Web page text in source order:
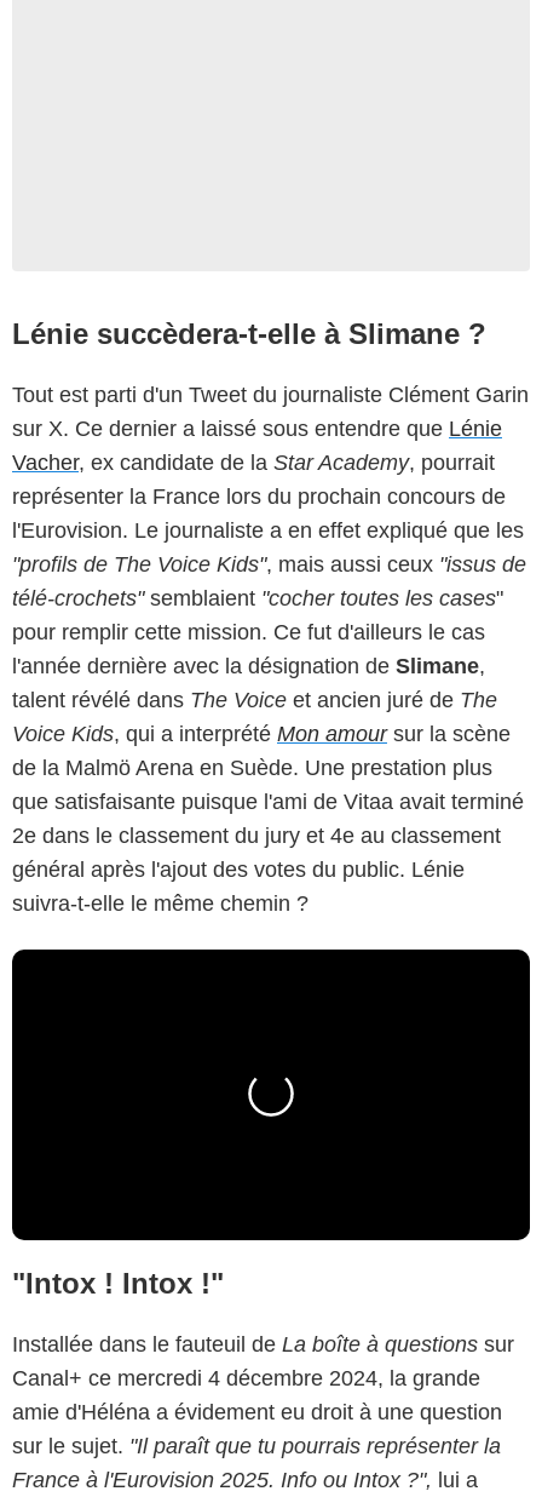
Lénie succèdera-t-elle à Slimane ?
Tout est parti d'un Tweet du journaliste Clément Garin
sur X. Ce dernier a laissé sous entendre que Lénie
Vacher, ex candidate de la Star Academy, pourrait
représenter la France lors du prochain concours de
l'Eurovision. Le journaliste a en effet expliqué que les
"profils de The Voice Kids", mais aussi ceux "issus de
télé-crochets" semblaient "cocher toutes les cases"
pour remplir cette mission. Ce fut d'ailleurs le cas
l'année dernière avec la désignation de Slimane,
talent révélé dans The Voice et ancien juré de The
Voice Kids, qui a interprété Mon amour sur la scène
de la Malmö Arena en Suède. Une prestation plus
que satisfaisante puisque l'ami de Vitaa avait terminé
2e dans le classement du jury et 4e au classement
général après l'ajout des votes du public. Lénie
suivra-t-elle le même chemin ?
"Intox ! Intox !"
Installée dans le fauteuil de La boîte à questions sur
Canal+ ce mercredi 4 décembre 2024, la grande
amie d'Héléna a évidement eu droit à une question
sur le sujet. "Il paraît que tu pourrais représenter la
France à l'Eurovision 2025. Info ou Intox ?", lui a